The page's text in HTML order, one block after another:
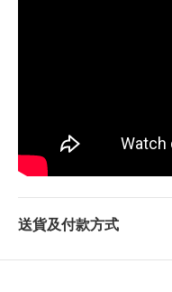
送貨及付款方式